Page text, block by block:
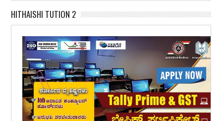
HITHAISHI TUTION 2